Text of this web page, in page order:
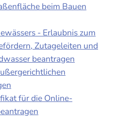
beim Bauen
- Erlaubnis zum
Zutageleiten und
beantragen
für die Online-